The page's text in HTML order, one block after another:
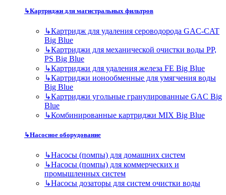
↳Картриджи для магистральных фильтров
↳Картридж для удаления сероводорода GAC-CAT
Big Blue
↳Картриджи для механической очистки воды PP,
PS Big Blue
↳Картриджи для удаления железа FE Big Blue
↳Картриджи ионообменные для умягчения воды
Big Blue
↳Картриджи угольные гранулированные GAC Big
Blue
↳Комбинированные картриджи MIX Big Blue
↳Насосное оборудование
↳Насосы (помпы) для домашних систем
↳Насосы (помпы) для коммерческих и
промышленных систем
↳Насосы дозаторы для систем очистки воды